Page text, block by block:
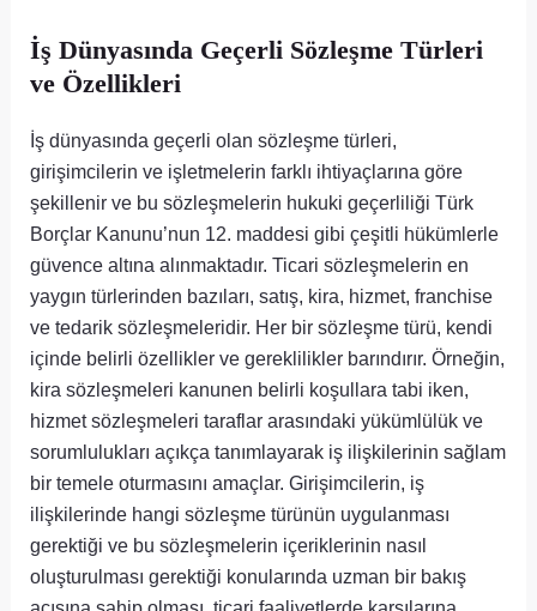
İş Dünyasında Geçerli Sözleşme Türleri
ve Özellikleri
İş dünyasında geçerli olan sözleşme türleri,
girişimcilerin ve işletmelerin farklı ihtiyaçlarına göre
şekillenir ve bu sözleşmelerin hukuki geçerliliği Türk
Borçlar Kanunu’nun 12. maddesi gibi çeşitli hükümlerle
güvence altına alınmaktadır. Ticari sözleşmelerin en
yaygın türlerinden bazıları, satış, kira, hizmet, franchise
ve tedarik sözleşmeleridir. Her bir sözleşme türü, kendi
içinde belirli özellikler ve gereklilikler barındırır. Örneğin,
kira sözleşmeleri kanunen belirli koşullara tabi iken,
hizmet sözleşmeleri taraflar arasındaki yükümlülük ve
sorumlulukları açıkça tanımlayarak iş ilişkilerinin sağlam
bir temele oturmasını amaçlar. Girişimcilerin, iş
ilişkilerinde hangi sözleşme türünün uygulanması
gerektiği ve bu sözleşmelerin içeriklerinin nasıl
oluşturulması gerektiği konularında uzman bir bakış